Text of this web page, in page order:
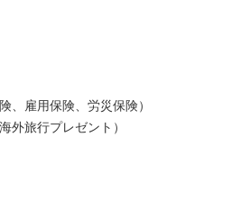
、雇用保険、労災保険）
外旅行プレゼント）